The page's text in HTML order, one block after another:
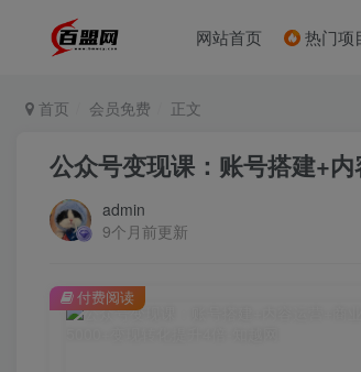
网站首页 热门项
首页 会员免费 正文
公众号变现课：账号搭建+
admin
9个月前更新
付费阅读